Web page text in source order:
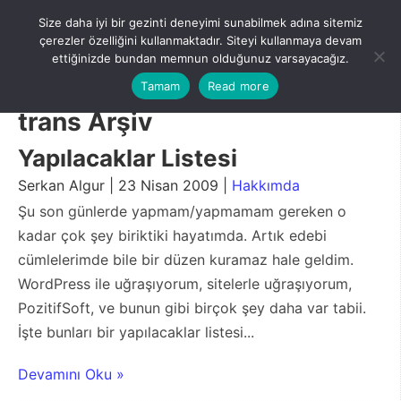
content
Menu
trans Arşiv
Yapılacaklar Listesi
Serkan Algur | 23 Nisan 2009 | Hakkımda
Şu son günlerde yapmam/yapmamam gereken o
kadar çok şey biriktiki hayatımda. Artık edebi
cümlelerimde bile bir düzen kuramaz hale geldim.
WordPress ile uğraşıyorum, sitelerle uğraşıyorum,
PozitifSoft, ve bunun gibi birçok şey daha var tabii.
İşte bunları bir yapılacaklar listesi...
Devamını Oku »
Size daha iyi bir gezinti deneyimi sunabilmek adına sitemiz
çerezler özelliğini kullanmaktadır. Siteyi kullanmaya devam
ettiğinizde bundan memnun olduğunuz varsayacağız.
Tamam
Read more